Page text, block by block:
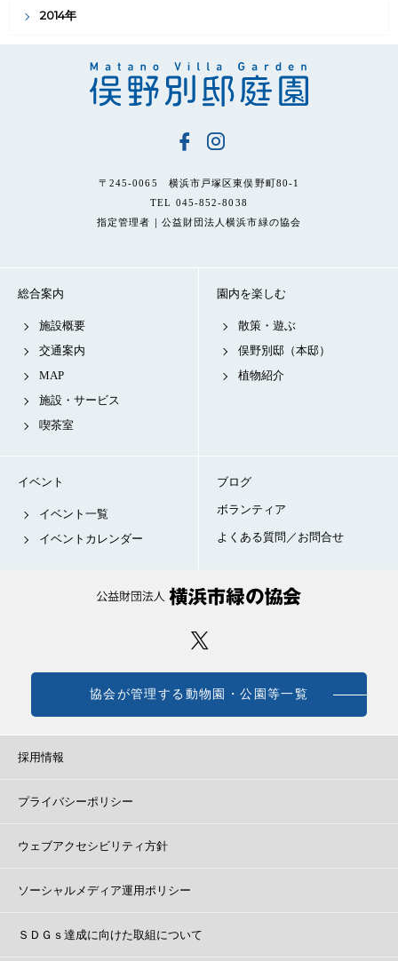
2014年
〒245-0065 横浜市戸塚区東俣野町80-1
TEL 045-852-8038
指定管理者｜公益財団法人横浜市緑の協会
総合案内
施設概要
交通案内
MAP
施設・サービス
喫茶室
園内を楽しむ
散策・遊ぶ
俣野別邸（本邸）
植物紹介
イベント
イベント一覧
イベントカレンダー
ブログ
ボランティア
よくある質問／お問合せ
協会が管理する動物園・公園等一覧
採用情報
プライバシーポリシー
ウェブアクセシビリティ方針
ソーシャルメディア運用ポリシー
ＳＤＧｓ達成に向けた取組について